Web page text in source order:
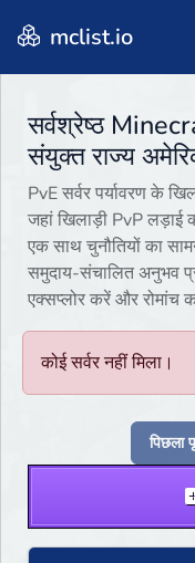
mclist.io
सर्वश्रेष्ठ
संयुक्त राज्य
PvE सर्वर पर्यावरण के
जहां खिलाड़ी PvP लड़ाई
एक साथ चुनौतियों का
समुदाय-संचालित अनुभव
एक्सप्लोर करें और रोमांच
कोई सर्वर नहीं मिला।
पिछला